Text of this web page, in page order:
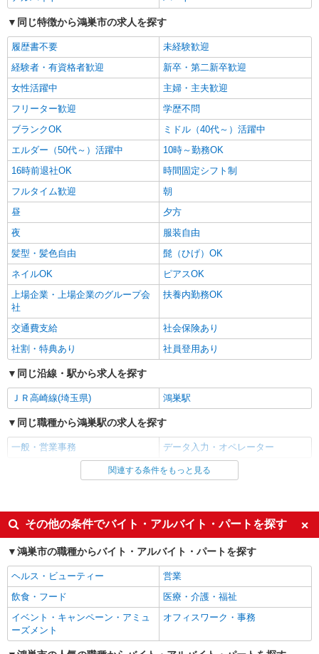
9月開始★大手メーカーで安定勤務♪工程管理
のサポート事務◆鴻巣市
時給1350円
埼玉県鴻巣市／最寄駅：吹上（埼玉県）駅
≪車通勤可≫
キープ 詳細を見る
同じ特徴から鴻巣市の求人を探す
履歴書不要
未経験歓迎
経験者・有資格者歓迎
新卒・第二新卒歓迎
女性活躍中
主婦・主夫歓迎
フリーター歓迎
学歴不問
ブランクOK
ミドル（40代～）活躍中
エルダー（50代～）活躍中
10時～勤務OK
16時前退社OK
時間固定シフト制
フルタイム歓迎
朝
昼
夕方
夜
服装自由
髪型・髪色自由
髭（ひげ）OK
ネイルOK
ピアスOK
上場企業・上場企業のグループ会
社
扶養内勤務OK
交通費支給
社会保険あり
社割・特典あり
社員登用あり
同じ沿線・駅から求人を探す
ＪＲ高崎線(埼玉県) 鴻巣駅
同じ職種から鴻巣駅の求人を探す
一般・営業事務 データ入力・オペレーター
同じ雇用形態から鴻巣駅の求人を探す
同じ特徴から鴻巣駅の求人を探す
履歴書不要
未経験歓迎
経験者・有資格者歓迎
新卒・第二新卒歓迎
女性活躍中
主婦・主夫歓迎
フリーター歓迎
学歴不問
ブランクOK
エルダー（50代～）活躍中
10時～勤務OK
関連する条件をもっと見る
その他の条件でバイト・アルバイト・パートを探す
鴻巣市の職種からバイト・アルバイト・パートを探す
ヘルス・ビューティー
営業
飲食・フード
医療・介護・福祉
イベント・キャンペーン・アミュ
ーズメント
オフィスワーク・事務